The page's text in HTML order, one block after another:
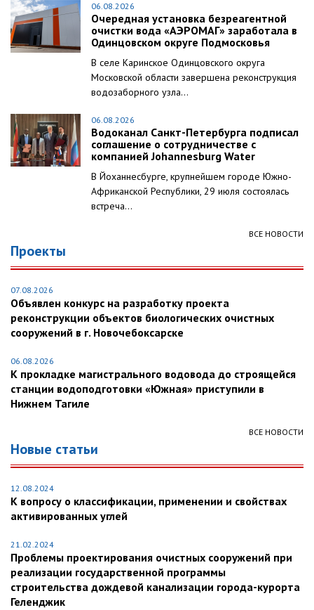
06.08.2026
Очередная установка безреагентной
очистки вода «АЭРОМАГ» заработала в
Одинцовском округе Подмосковья
В селе Каринское Одинцовского округа
Московской области завершена реконструкция
водозаборного узла...
06.08.2026
Водоканал Санкт-Петербурга подписал
соглашение о сотрудничестве с
компанией Johannesburg Water
В Йоханнесбурге, крупнейшем городе Южно-
Африканской Республики, 29 июля состоялась
встреча...
ВСЕ НОВОСТИ
Проекты
07.08.2026
Объявлен конкурс на разработку проекта
реконструкции объектов биологических очистных
сооружений в г. Новочебоксарске
06.08.2026
К прокладке магистрального водовода до строящейся
станции водоподготовки «Южная» приступили в
Нижнем Тагиле
ВСЕ НОВОСТИ
Новые статьи
12.08.2024
К вопросу о классификации, применении и свойствах
активированных углей
21.02.2024
Проблемы проектирования очистных сооружений при
реализации государственной программы
строительства дождевой канализации города-курорта
Геленджик